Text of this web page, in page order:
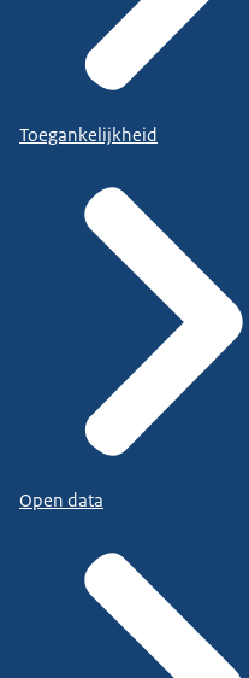
Toegankelijkheid
Open data